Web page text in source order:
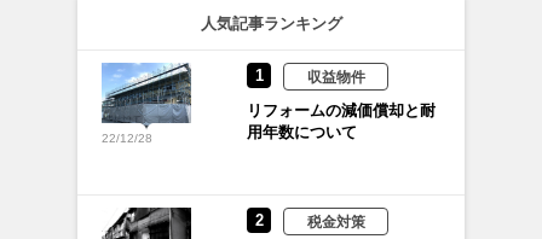
人気記事ランキング
22/12/28
1 収益物件
リフォームの減価償却と耐
用年数について
2 税金対策